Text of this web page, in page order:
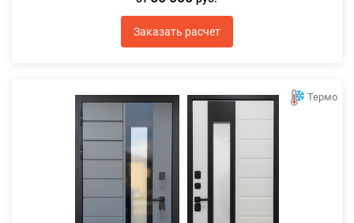
Заказать расчет
Термо